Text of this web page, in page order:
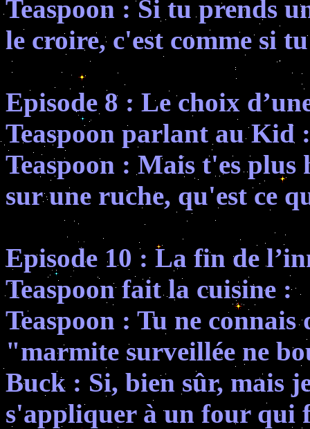
Teaspoon : Si tu prends
le croire, c'est comme si
Episode 8 : Le choix
Teaspoon parlant au Kid :
Teaspoon : Mais t'es
sur une ruche, qu'est ce
Episode 10 : La fin de
Teaspoon fait la cuisine :
Teaspoon : Tu ne
"marmite surveillée ne
Buck : Si, bien sûr, mais
s'appliquer à un four qui